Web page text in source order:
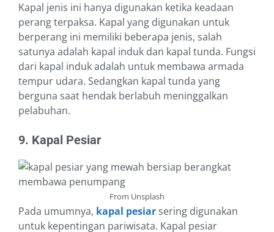
Kapal jenis ini hanya digunakan ketika keadaan
perang terpaksa. Kapal yang digunakan untuk
berperang ini memiliki beberapa jenis, salah
satunya adalah kapal induk dan kapal tunda. Fungsi
dari kapal induk adalah untuk membawa armada
tempur udara. Sedangkan kapal tunda yang
berguna saat hendak berlabuh meninggalkan
pelabuhan.
9. Kapal Pesiar
From Unsplash
Pada umumnya, kapal pesiar sering digunakan
untuk kepentingan pariwisata. Kapal pesiar